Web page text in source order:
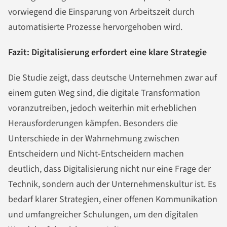
vorwiegend die Einsparung von Arbeitszeit durch
automatisierte Prozesse hervorgehoben wird​.
Fazit: Digitalisierung erfordert eine klare Strategie
Die Studie zeigt, dass deutsche Unternehmen zwar auf
einem guten Weg sind, die digitale Transformation
voranzutreiben, jedoch weiterhin mit erheblichen
Herausforderungen kämpfen. Besonders die
Unterschiede in der Wahrnehmung zwischen
Entscheidern und Nicht-Entscheidern machen
deutlich, dass Digitalisierung nicht nur eine Frage der
Technik, sondern auch der Unternehmenskultur ist. Es
bedarf klarer Strategien, einer offenen Kommunikation
und umfangreicher Schulungen, um den digitalen